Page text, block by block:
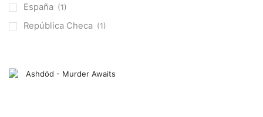
Stoner(22)
España (1)
República Checa (1)